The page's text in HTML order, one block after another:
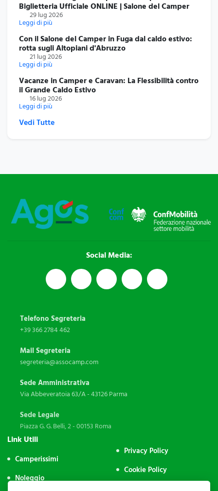
Biglietteria Ufficiale ONLINE | Salone del Camper
29 lug 2026
Leggi di più
Con il Salone del Camper in Fuga dal caldo estivo:
rotta sugli Altopiani d'Abruzzo
21 lug 2026
Leggi di più
Vacanze in Camper e Caravan: La Flessibilità contro
il Grande Caldo Estivo
16 lug 2026
Leggi di più
Vedi Tutte
Social Media:
Telefono Segreteria
+39 366 2784 462
Mail Segreteria
segreteria@assocamp.com
Sede Amministrativa
Via Abbeveratoia 63/A - 43126 Parma
Sede Legale
Piazza G. G. Belli, 2 - 00153 Roma
Link Utili
Camperissimi
Noleggio
Privacy Policy
Cookie Policy